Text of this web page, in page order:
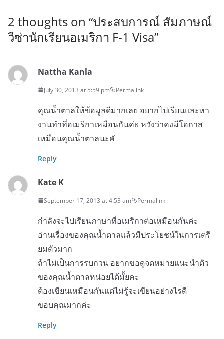
2 thoughts on “ประสบการณ์ สัมภาษณ์
วีซ่านักเรียนอเมริกา F-1 Visa”
Nattha Kanla
July 30, 2013 at 5:59 pm Permalink
คุณน้ำตาลให้ข้อมูลดีมากเลย อยากไปเรียนและหา
งานทำที่อเมริกาเหมือนกันค่ะ หวังว่าคงมีโอกาส
เหมือนคุณน้ำตาลนะคั
Reply
Kate K
September 17, 2013 at 4:53 am Permalink
กำลังจะไปเรียนภาษาที่อเมริกาต่อเหมือนกันค่ะ
อ่านเรื่องของคุณน้ำตาลแล้วมีประโยชน์ในการเตรี
ยมตัวมาก
ถ้าไม่เป็นการรบกวน อยากขอดูจดหมายแนะนำตัว
ของคุณน้ำตาลหน่อยได้มั้ยคะ
ต้องเขียนเหมือนกันแต่ไม่รู้จะเขียนอย่างไรดี
ขอบคุณมากค่ะ
Reply